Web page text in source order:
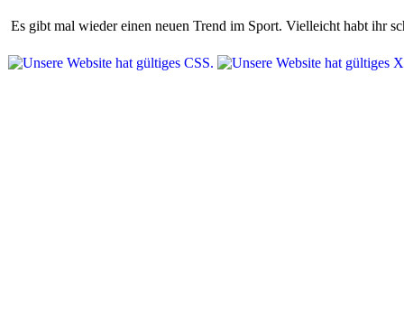
Es gibt mal wieder einen neuen Trend im Sport. Vielleicht habt ihr